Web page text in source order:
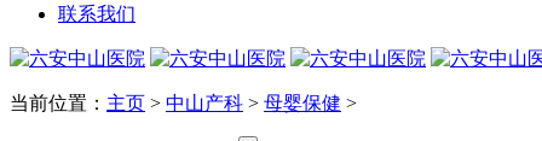
联系我们
当前位置： 主页 > 中山产科 > 母婴保健 >